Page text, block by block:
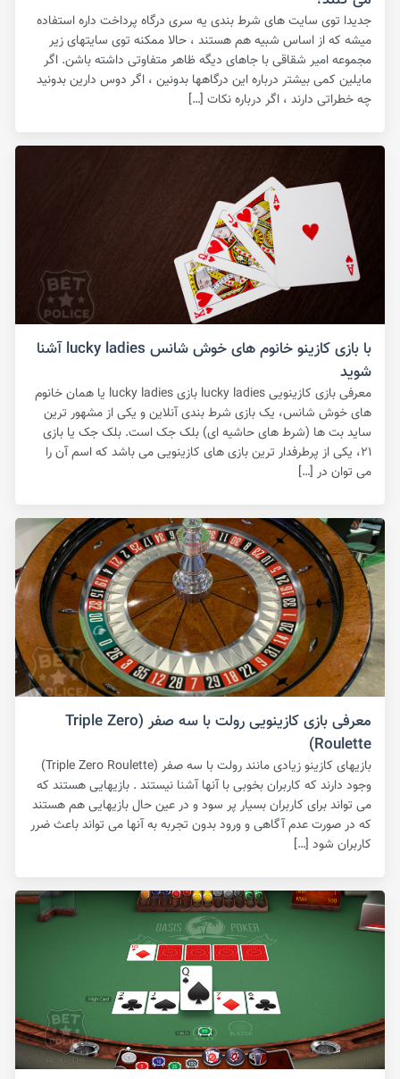
جدیدا توی سایت های شرط بندی یه سری درگاه پرداخت داره استفاده
میشه که از اساس شبیه هم هستند ، حالا ممکنه توی سایتهای زیر
مجموعه امیر شقاقی با جاهای دیگه ظاهر متفاوتی داشته باشن. اگر
مایلین کمی بیشتر درباره این درگاهها بدونین ، اگر دوس دارین بدونید
چه خطراتی دارند ، اگر درباره نکات […]
با بازی کازینو خانوم های خوش شانس lucky ladies آشنا
شوید
معرفی بازی کازینویی lucky ladies بازی lucky ladies یا همان خانوم
های خوش شانس، یک بازی شرط بندی آنلاین و یکی از مشهور ترین
ساید بت ها (شرط های حاشیه ای) بلک جک است‌. بلک جک یا بازی
۲۱، یکی از پرطرفدار ترین بازی های کازینویی می باشد که اسم آن را
می توان در […]
معرفی بازی کازینویی رولت با سه صفر (Triple Zero
Roulette)
بازیهای کازینو زیادی مانند رولت با سه صفر (Triple Zero Roulette)
وجود دارند که کاربران بخوبی با آنها آشنا نیستند . بازیهایی هستند که
می تواند برای کاربران بسیار پر سود و در عین حال بازیهایی هم هستند
که در صورت عدم آگاهی و ورود بدون تجربه به آنها می تواند باعث ضرر
کاربران شود […]